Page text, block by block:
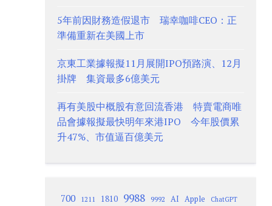
5年前因財務造假退市 瑞幸咖啡CEO：正
準備重新在美國上市
京東工業據報擬11月展開IPO預路演、12月
掛牌 集資最多6億美元
再有美股中概股有意回流香港 特賣電商唯
品會據報擬最快明年來港IPO 今年股價累
升47%、市值逼百億美元
700 1211 1810 9988 9992 AI Apple ChatGPT